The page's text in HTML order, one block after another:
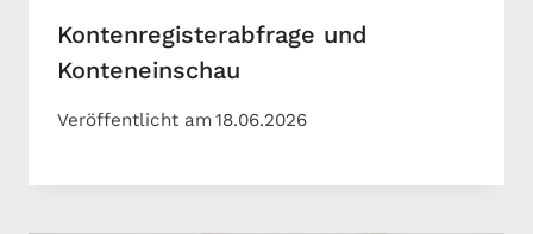
Kontenregisterabfrage und
Konteneinschau
Veröffentlicht am18.06.2026